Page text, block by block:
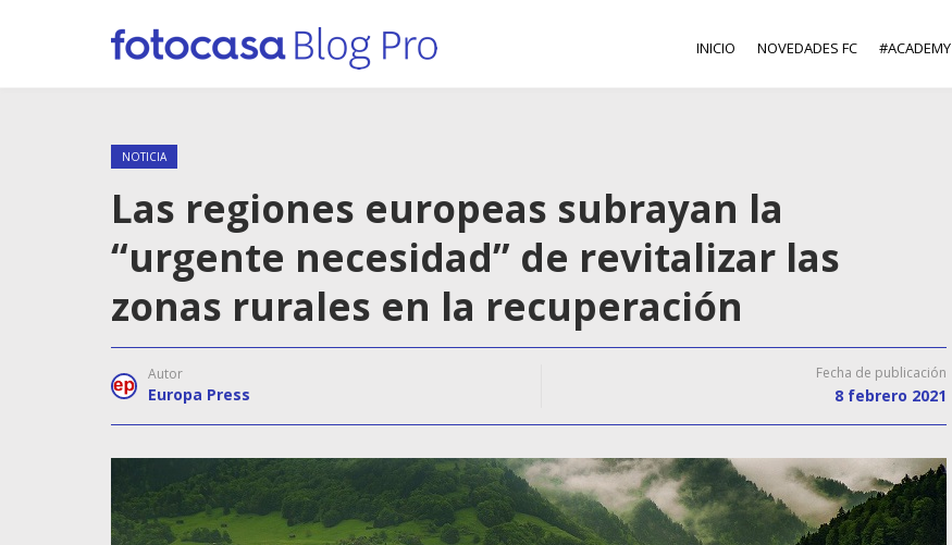
INICIO NOVEDADES FC #ACADEMY
NOTICIA
Las regiones europeas subrayan la
“urgente necesidad” de revitalizar las
zonas rurales en la recuperación
Autor
Europa Press
Fecha de publicación
8 febrero 2021